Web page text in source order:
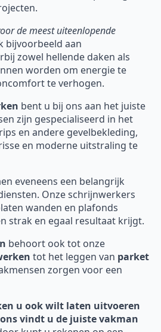
de meest uiteenlopende
bijvoorbeeld aan
zowel hellende daken als
worden om energie te
te verhogen.
bent u bij ons aan het juiste
zijn gespecialiseerd in het
en andere gevelbekleding,
en moderne uitstraling te
eveneens een belangrijk
Onze schrijnwerkers
wanden en plafonds
strak en egaal resultaat krijgt.
behoort ook tot onze
tot het leggen van parket
zorgen voor een
u ook wilt laten uitvoeren
vindt u de juiste vakman